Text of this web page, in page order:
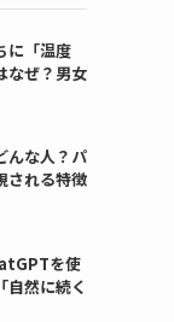
に「温度
なぜ？男女
んな人？パ
される特徴
を使
自然に続く